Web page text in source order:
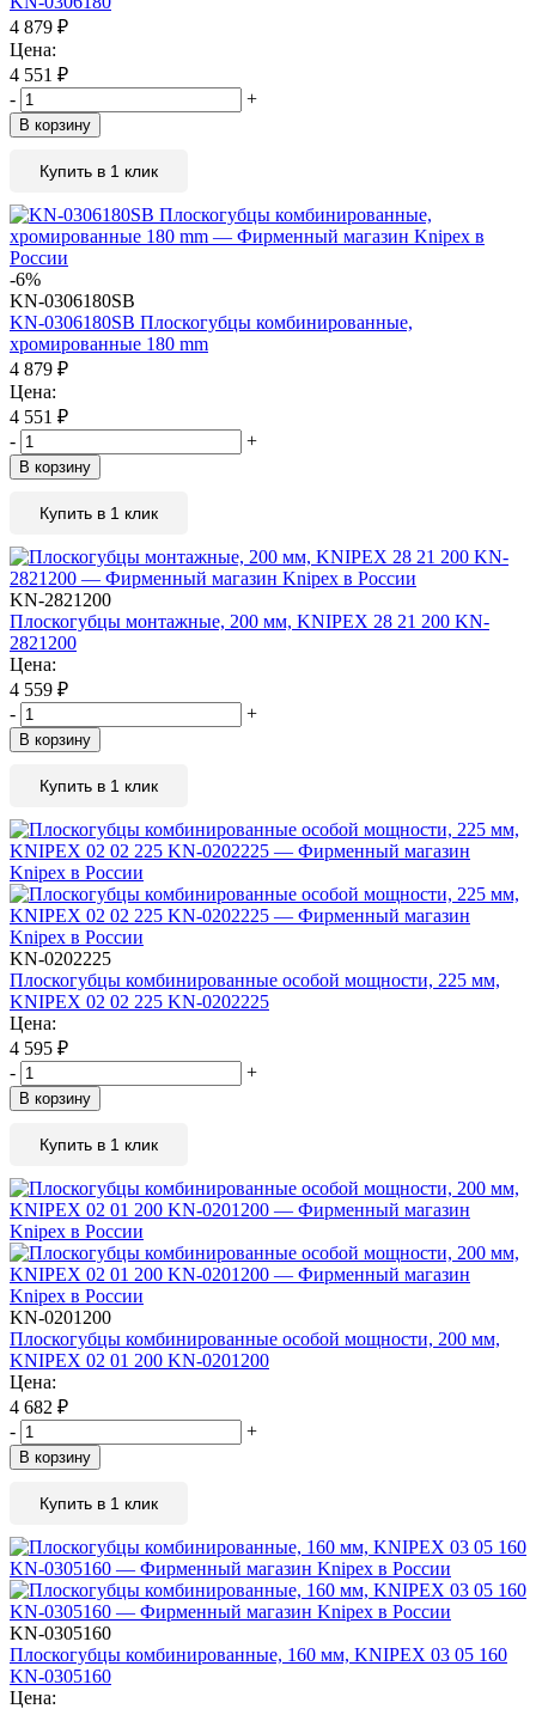
4 879 ₽
Цена:
4 551 ₽
-
+
В корзину
Купить в 1 клик
-6%
KN-0306180SB
KN-0306180SB Плоскогубцы комбинированные,
хромированные 180 mm
4 879 ₽
Цена:
4 551 ₽
-
+
В корзину
Купить в 1 клик
KN-2821200
Плоскогубцы монтажные, 200 мм, KNIPEX 28 21 200 KN-
2821200
Цена:
4 559 ₽
-
+
В корзину
Купить в 1 клик
KN-0202225
Плоскогубцы комбинированные особой мощности, 225 мм,
KNIPEX 02 02 225 KN-0202225
Цена:
4 595 ₽
-
+
В корзину
Купить в 1 клик
KN-0201200
Плоскогубцы комбинированные особой мощности, 200 мм,
KNIPEX 02 01 200 KN-0201200
Цена:
4 682 ₽
-
+
В корзину
Купить в 1 клик
KN-0305160
Плоскогубцы комбинированные, 160 мм, KNIPEX 03 05 160
KN-0305160
Цена: